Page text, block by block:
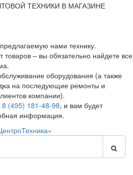
ТЕХНИКИ В МАГАЗИНЕ
нами технику.
товаров – вы обязательно найдете все
оборудования (а также
на последующие ремонты и
компании).
8 (495) 181-48-98, и вам будет
информация.